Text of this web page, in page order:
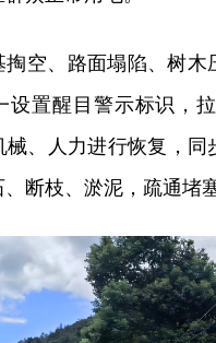
掏空、路面塌陷、树
设置醒目警示标识，
械、人力进行恢复，
断枝、淤泥，疏通堵